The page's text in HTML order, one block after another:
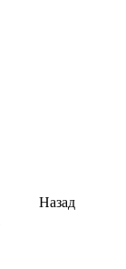
Назад